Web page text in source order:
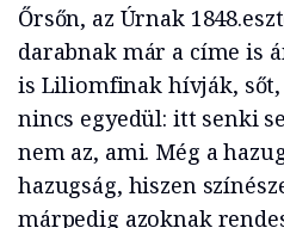
Őrsőn, az Úrnak
darabnak már a címe is
is Liliomfinak hívják, sőt,
nincs egyedül: itt senki
nem az, ami. Még a
hazugság, hiszen
márpedig azoknak